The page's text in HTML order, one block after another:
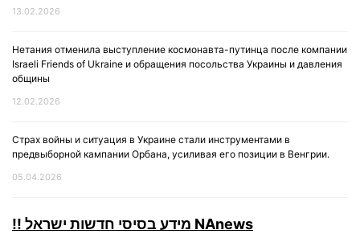
13.02.2026
Нетания отменила выступление космонавта-путинца после компании
Israeli Friends of Ukraine и обращения посольства Украины и давления
общины
12.02.2026
Страх войны и ситуация в Украине стали инструментами в
предвыборной кампании Орбана, усиливая его позиции в Венгрии.
05.04.2026
!! מידע בסיסי חדשות ישראל NAnews